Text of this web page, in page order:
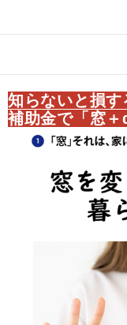
知らないと損
補助金で「窓＋